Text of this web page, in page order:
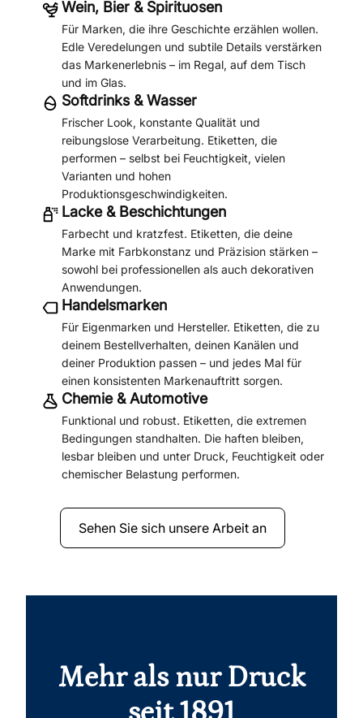
Wein, Bier & Spirituosen
Für Marken, die ihre Geschichte erzählen wollen.
Edle Veredelungen und subtile Details verstärken
das Markenerlebnis – im Regal, auf dem Tisch
und im Glas.
Softdrinks & Wasser
Frischer Look, konstante Qualität und
reibungslose Verarbeitung. Etiketten, die
performen – selbst bei Feuchtigkeit, vielen
Varianten und hohen
Produktionsgeschwindigkeiten.
Lacke & Beschichtungen
Farbecht und kratzfest. Etiketten, die deine
Marke mit Farbkonstanz und Präzision stärken –
sowohl bei professionellen als auch dekorativen
Anwendungen.
Handelsmarken
Für Eigenmarken und Hersteller. Etiketten, die zu
deinem Bestellverhalten, deinen Kanälen und
deiner Produktion passen – und jedes Mal für
einen konsistenten Markenauftritt sorgen.
Chemie & Automotive
Funktional und robust. Etiketten, die extremen
Bedingungen standhalten. Die haften bleiben,
lesbar bleiben und unter Druck, Feuchtigkeit oder
chemischer Belastung performen.
Sehen Sie sich unsere Arbeit an
Mehr als nur Druck